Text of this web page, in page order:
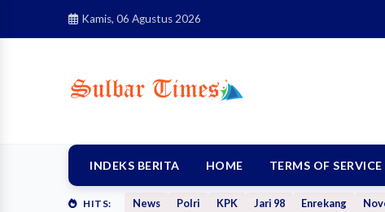
Kamis, 06 Agustus 2026
INDEKS BERITA HOME TERMS OF SERVICE
HITS: News Polri KPK Jari 98 Enrekang